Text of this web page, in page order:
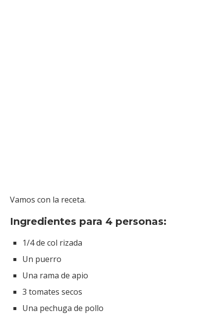
Vamos con la receta.
Ingredientes para 4 personas:
1/4 de col rizada
Un puerro
Una rama de apio
3 tomates secos
Una pechuga de pollo